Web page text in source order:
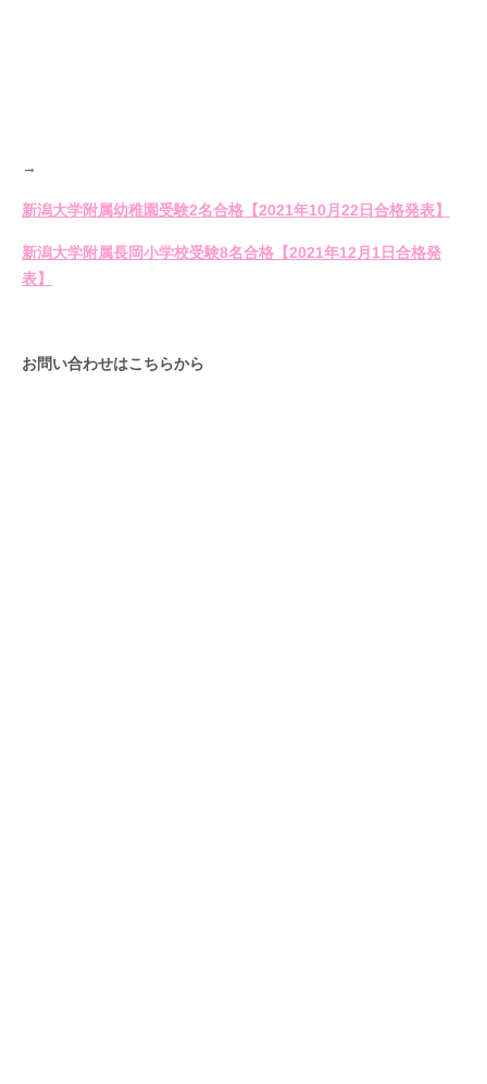
→
新潟大学附属幼稚園受験2名合格【2021年10月22日合格発表】
新潟大学附属長岡小学校受験8名合格【2021年12月1日合格発
表】
お問い合わせはこちらから